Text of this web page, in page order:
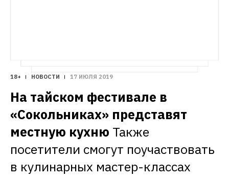
18+ НОВОСТИ 17 ИЮЛЯ 2019
На тайском фестивале в
«Сокольниках» представят
местную кухню Также
посетители смогут поучаствовать
в кулинарных мастер-классах